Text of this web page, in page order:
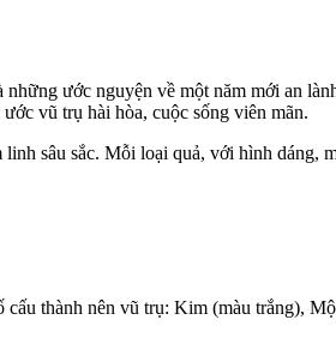
ước nguyện về một năm mới an
vũ trụ hài hòa, cuộc sống viên mãn.
sâu sắc. Mỗi loại quả, với hình dáng,
thành nên vũ trụ: Kim (màu trắng),